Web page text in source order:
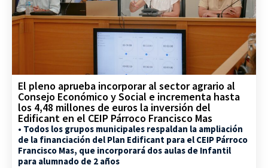
El pleno aprueba incorporar al sector agrario al
Consejo Económico y Social e incrementa hasta
los 4,48 millones de euros la inversión del
Edificant en el CEIP Párroco Francisco Mas
• Todos los grupos municipales respaldan la ampliación
de la financiación del Plan Edificant para el CEIP Párroco
Francisco Mas, que incorporará dos aulas de Infantil
para alumnado de 2 años